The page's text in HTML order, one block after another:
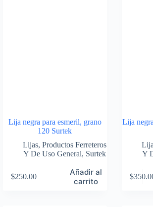
Lija negra para esmeril, grano
120 Surtek
Lijas,Productos Ferreteros
Y De Uso General, Surtek
$250.00
Añadir al
carrito
Lija
Y
$